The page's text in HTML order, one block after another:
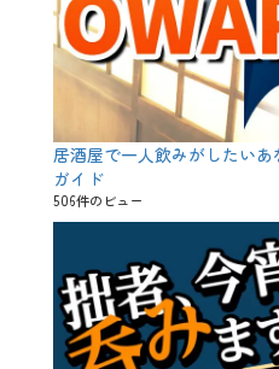
居酒屋で一人飲みがしたい
ガイド
506件のビュー